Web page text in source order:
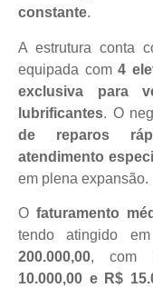
constante.
A estrutura conta
equipada com4
exclusiva para
lubrificantes. O
de reparos
atendimento
em plena expansão.
Ofaturamento
tendo atingido
200.000,00, com
10.000,00 e R$